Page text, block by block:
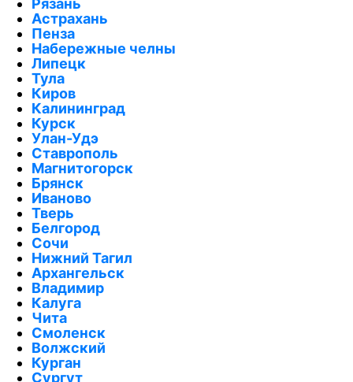
Астрахань
Пенза
Набережные челны
Липецк
Тула
Киров
Калининград
Курск
Улан-Удэ
Ставрополь
Магнитогорск
Брянск
Иваново
Тверь
Белгород
Сочи
Нижний Тагил
Архангельск
Владимир
Калуга
Чита
Смоленск
Волжский
Курган
Сургут